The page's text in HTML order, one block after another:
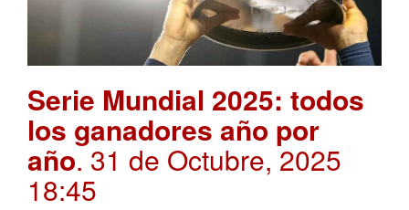
Serie Mundial 2025: todos
los ganadores año por
año. 31 de Octubre, 2025
18:45